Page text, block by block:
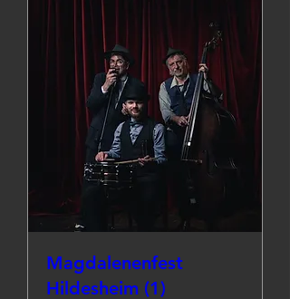
Magdalenenfest
Hildesheim (1)